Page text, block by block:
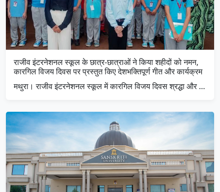
राजीव इंटरनेशनल स्कूल के छात्र-छात्राओं ने किया शहीदों को नमन,
कारगिल विजय दिवस पर प्रस्तुत किए देशभक्तिपूर्ण गीत और कार्यक्रम
मथुरा। राजीव इंटरनेशनल स्कूल में कारगिल विजय दिवस श्रद्धा और …